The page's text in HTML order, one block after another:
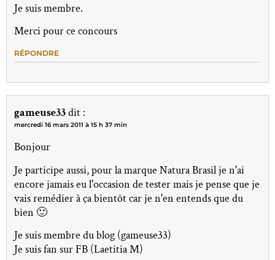
Je suis membre.
Merci pour ce concours
RÉPONDRE
gameuse33dit :
mercredi 16 mars 2011 à 15 h 37 min
Bonjour
Je participe aussi, pour la marque Natura Brasil je n'ai
encore jamais eu l'occasion de tester mais je pense que je
vais remédier à ça bientôt car je n'en entends que du
bien 🙂
Je suis membre du blog (gameuse33)
Je suis fan sur FB (Laetitia M)